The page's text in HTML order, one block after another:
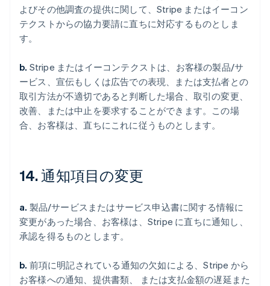
よびその他調査の提供に関して、Stripe またはイーコン
テクストからの協力要請に直ちに対応するものとしま
す。
b. Stripe またはイーコンテクストは、お客様の製品/サ
ービス、宣伝もしくは広告での表現、または支払者との
取引方法が不適切であると判断した場合、取引の変更、
改善、または中止を要求することができます。この場
合、お客様は、直ちにこれに従うものとします。
14. 通知項目の変更
a. 製品/サービスまたはサービス申込書に関する情報に
変更があった場合、お客様は、Stripe に直ちに通知し、
承認を得るものとします。
b. 前項に明記されている通知の欠如による、Stripe から
お客様への通知、提供書類、 または支払金額の遅延また